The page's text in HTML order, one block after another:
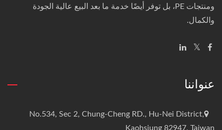
ومنتجات PE، بل توفر أيضًا خدمة ما بعد البيع عالية الجودة
والكمال.
عنواننا
No.534, Sec 2, Chung-Cheng RD., Hu-Nei District,
Kaohsiung 82947, Taiwan